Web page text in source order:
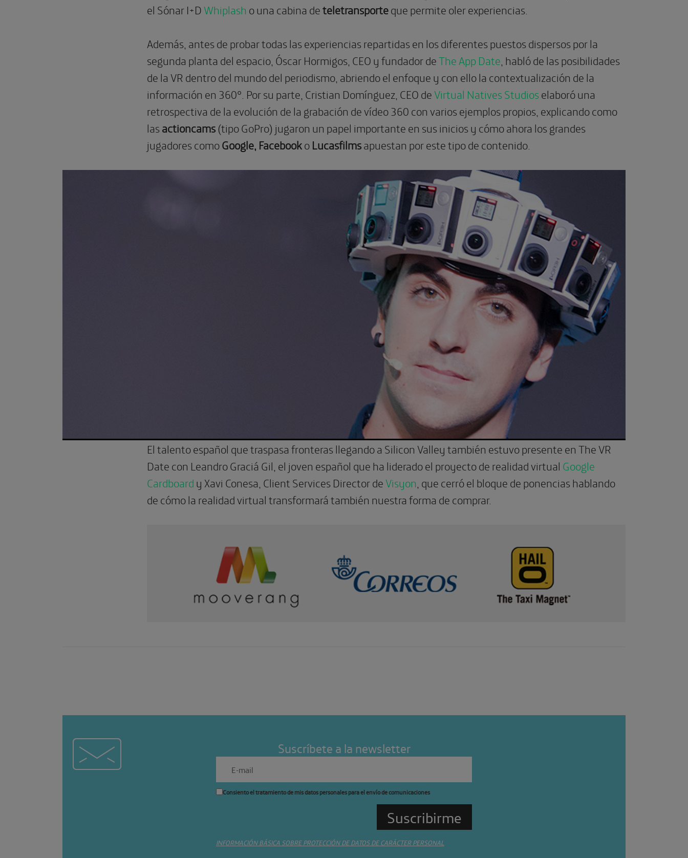
el Sónar I+DWhiplash o una cabina deteletransporteque permite oler experiencias.
Además, antes de probar todas las experiencias repartidas en los diferentes puestos dispersos por la
segunda planta del espacio, Óscar Hormigos, CEO y fundador deThe App Date , habló de las posibilidades
de la VR dentro del mundo del periodismo, abriendo el enfoque y con ello la contextualización de la
información en 360º. Por su parte, Cristian Domínguez, CEO deVirtual Natives Studioselaboró una
retrospectiva de la evolución de la grabación de vídeo 360 con varios ejemplos propios, explicando como
lasactioncams(tipo GoPro) jugaron un papel importante en sus inicios y cómo ahora los grandes
jugadores comoGoogle, FacebookoLucasfilmsapuestan por este tipo de contenido.
El talento español que traspasa fronteras llegando a Silicon Valley también estuvo presente en The VR
Date con Leandro Graciá Gil, el joven español que ha liderado el proyecto de realidad virtual Google
Cardboardy Xavi Conesa, Client Services Director deVisyon , que cerró el bloque de ponencias hablando
de cómo la realidad virtual transformará también nuestra forma de comprar.
Suscríbete a la newsletter
Consiento el tratamiento de mis datos personales para el envío de comunicaciones
INFORMACIÓN BÁSICA SOBRE PROTECCIÓN DE DATOS DE CARÁCTER PERSONAL